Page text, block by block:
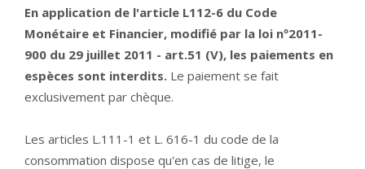
En application de l'article L112-6 du Code
Monétaire et Financier, modifié par la loi nº2011-
900 du 29 juillet 2011 - art.51 (V), les paiements en
espèces sont interdits. Le paiement se fait
exclusivement par chèque.
Les articles L.111-1 et L. 616-1 du code de la
consommation dispose qu'en cas de litige, le